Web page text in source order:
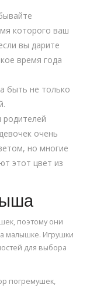
которого ваш
вы дарите
время года
быть не только
родителей
очень
но многие
этот цвет из
поэтому они
малышке. Игрушки
для выбора
погремушек,